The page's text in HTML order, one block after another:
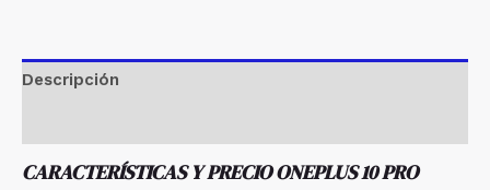
Descripción
CARACTERÍSTICAS Y PRECIO ONEPLUS 10 PRO